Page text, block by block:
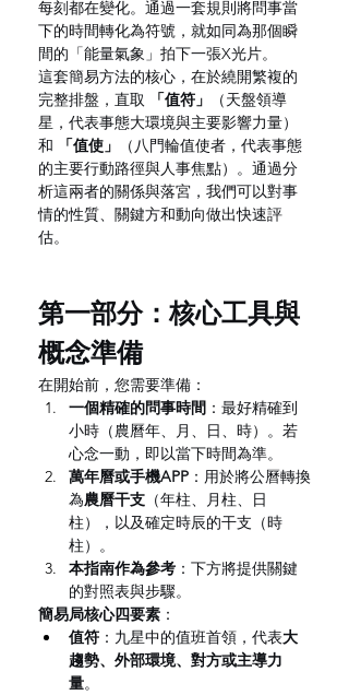
每刻都在變化。通過一套規則將問事當
下的時間轉化為符號，就如同為那個瞬
間的「能量氣象」拍下一張X光片。
這套簡易方法的核心，在於繞開繁複的
完整排盤，直取
「值符」
（天盤領導
星，代表事態大環境與主要影響力量）
和
「值使」
（八門輪值使者，代表事態
的主要行動路徑與人事焦點）。通過分
析這兩者的關係與落宮，我們可以對事
情的性質、關鍵方和動向做出快速評
估。
第一部分：核心工具與
概念準備
在開始前，您需要準備：
一個精確的問事時間 ：最好精確到
小時（農曆年、月、日、時）。若
心念一動，即以當下時間為準。
萬年曆或手機APP ：用於將公曆轉換
為農曆干支 （年柱、月柱、日
柱），以及確定時辰的干支（時
柱）。
本指南作為參考 ：下方將提供關鍵
的對照表與步驟。
簡易局核心四要素 ：
值符 ：九星中的值班首領，代表大
趨勢、外部環境、對方或主導力
量。